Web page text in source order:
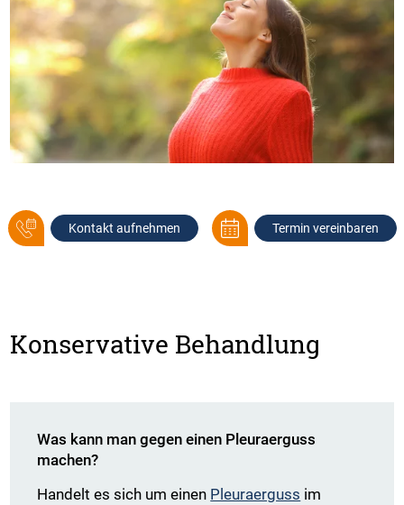
Kontakt aufnehmen Termin vereinbaren
Konservative Behandlung
Was kann man gegen einen Pleuraerguss
machen?
Handelt es sich um einen Pleuraerguss im